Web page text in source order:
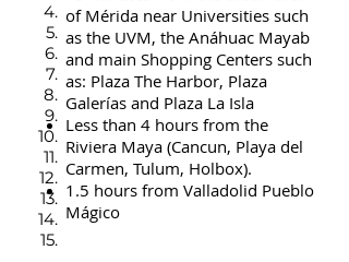
4.
5.
6.
7.
8.
9.
10.
11.
12.
13.
14.
15.
of Mérida near Universities such
as the UVM, the Anáhuac Mayab
and main Shopping Centers such
as: Plaza The Harbor, Plaza
Galerías and Plaza La Isla
Less than 4 hours from the
Riviera Maya (Cancun, Playa del
Carmen, Tulum, Holbox).
1.5 hours from Valladolid Pueblo
Mágico